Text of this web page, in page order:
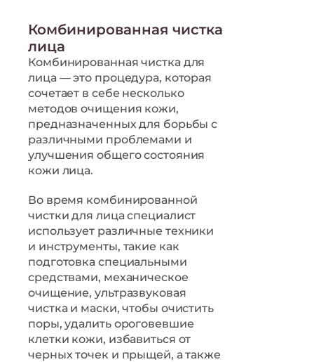
Комбинированная чистка
лица
Комбинированная чистка для
лица — это процедура, которая
сочетает в себе несколько
методов очищения кожи,
предназначенных для борьбы с
различными проблемами и
улучшения общего состояния
кожи лица.
Во время комбинированной
чистки для лица специалист
использует различные техники
и инструменты, такие как
подготовка специальными
средствами, механическое
очищение, ультразвуковая
чистка и маски, чтобы очистить
поры, удалить ороговевшие
клетки кожи, избавиться от
черных точек и прыщей, а также